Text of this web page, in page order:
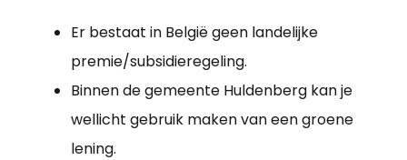
Er bestaat in België geen landelijke
premie/subsidieregeling.
Binnen de gemeente Huldenberg kan je
wellicht gebruik maken van een groene
lening.